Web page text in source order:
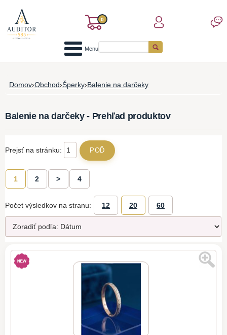
0
Menu
Domov›Obchod›Šperky›Balenie na darčeky
Balenie na darčeky - Prehľad produktov
Prejsť na stránku:
1 2 > 4
Počet výsledkov na stranu: 12 20 60